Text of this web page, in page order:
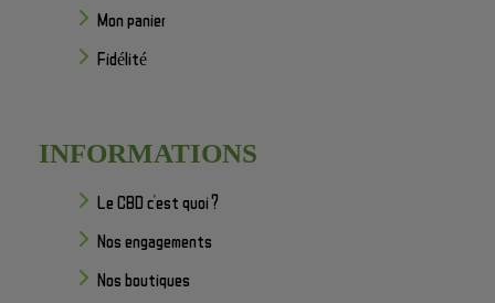
Mon panier
Fidélité
INFORMATIONS
Le CBD c'est quoi ?
Nos engagements
Nos boutiques